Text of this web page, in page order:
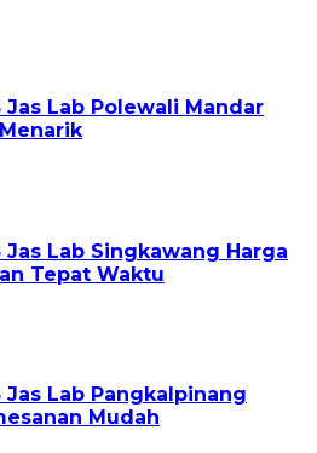
Jas Lab Polewali Mandar
Jas Lab Singkawang Harga
Tepat Waktu
Jas Lab Pangkalpinang
Mudah